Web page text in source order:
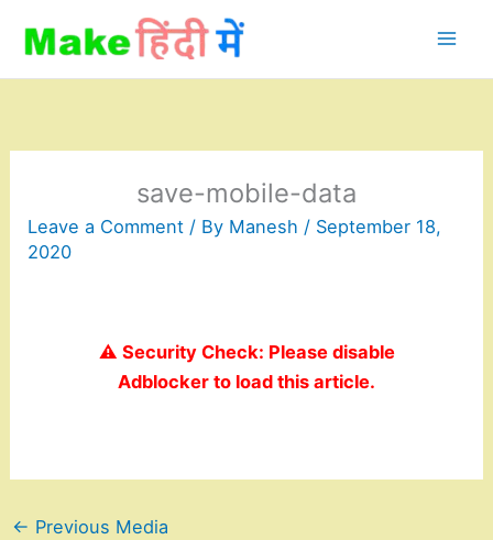
content
save-mobile-data
Leave a Comment / By Manesh / September 18,
2020
⚠️ Security Check: Please disable
Adblocker to load this article.
← Previous Media